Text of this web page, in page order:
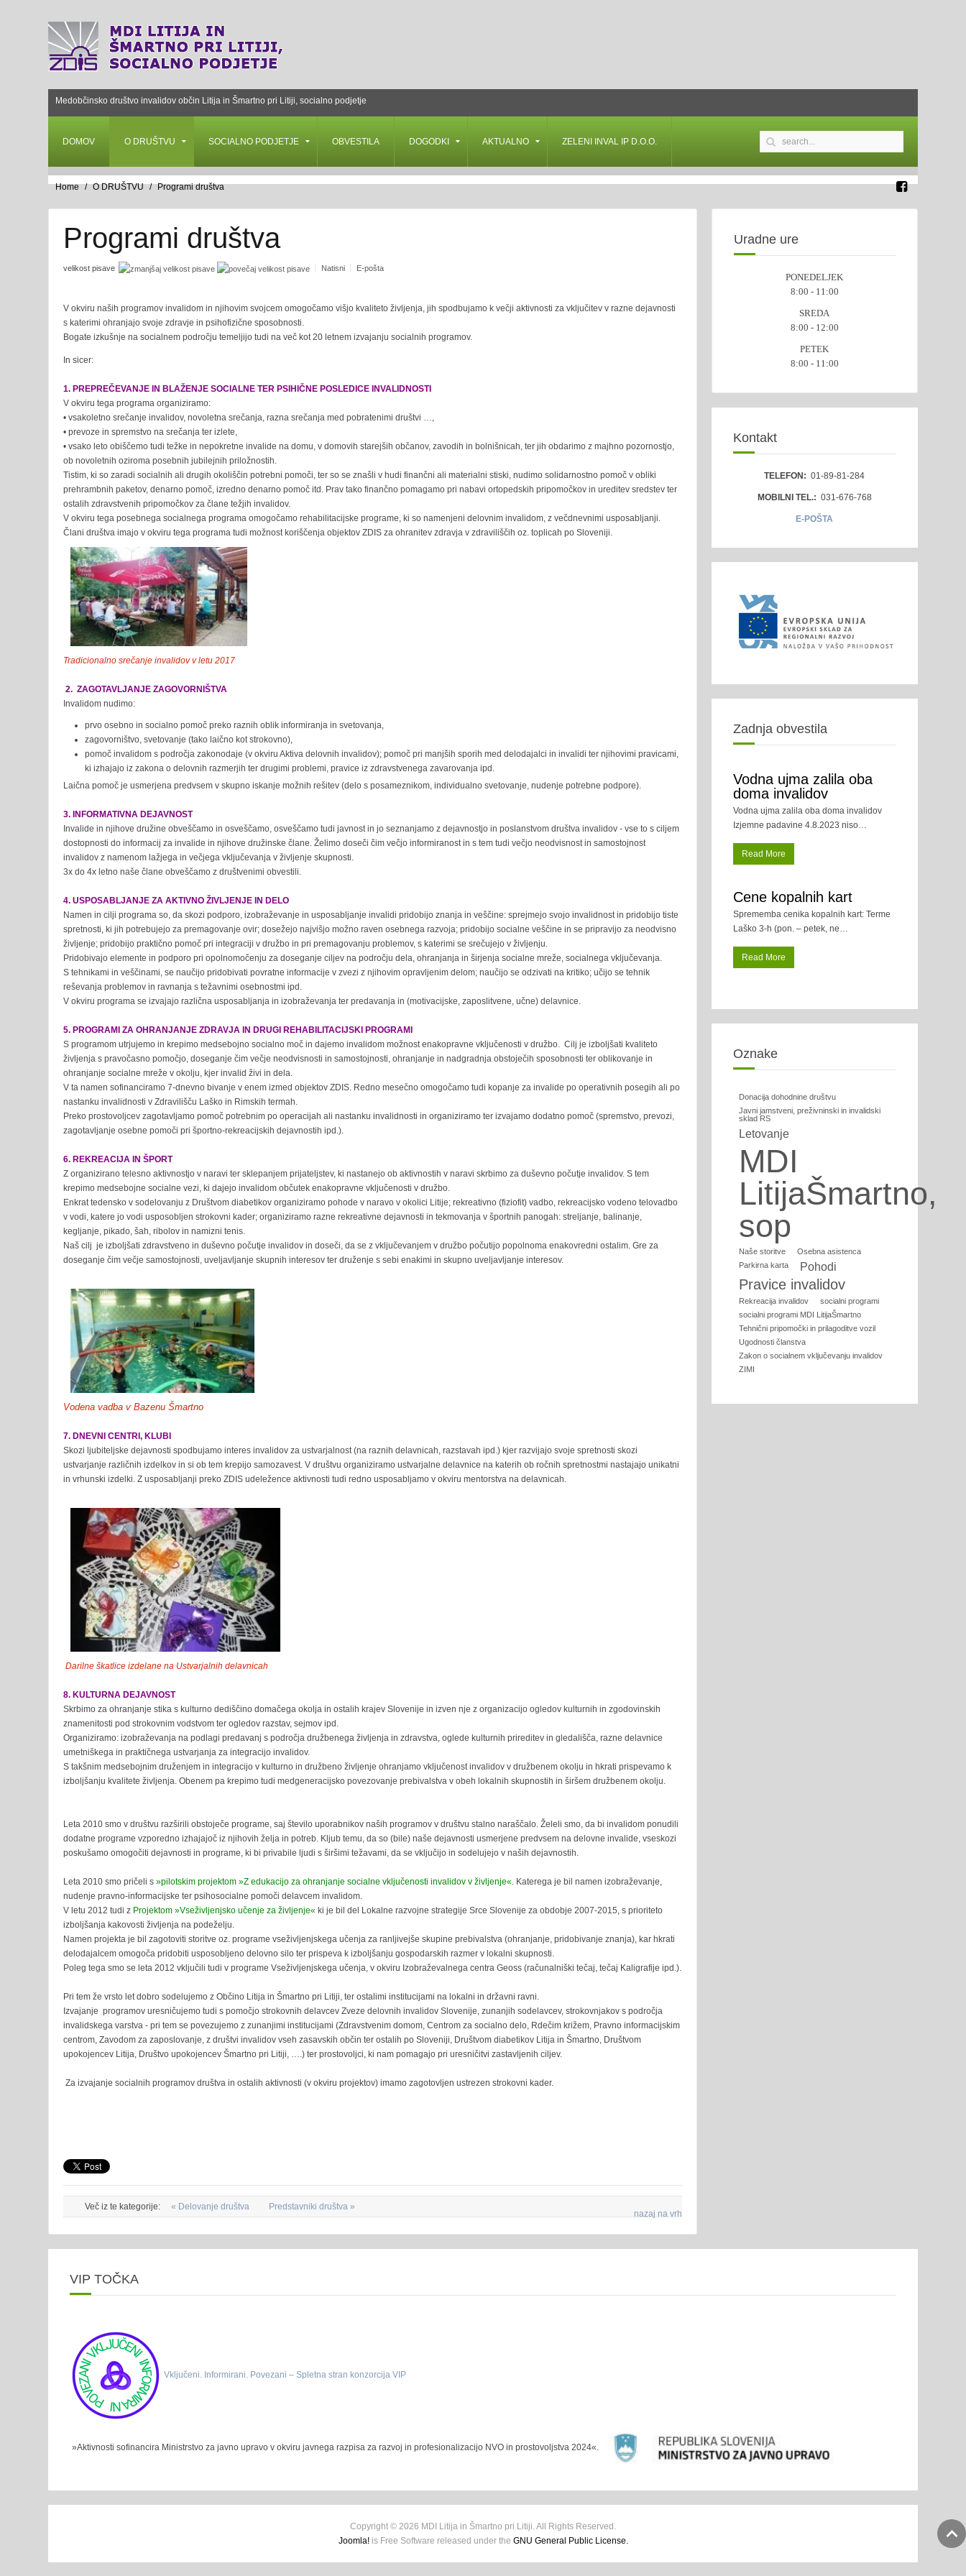
Medobčinsko društvo invalidov občin Litija in Šmartno pri Litiji, socialno podjetje
DOMOV O DRUŠTVU SOCIALNO PODJETJE OBVESTILA DOGODKI AKTUALNO ZELENI INVAL IP D.O.O.
Home O DRUŠTVU Programi društva
Programi društva
velikost pisave Natisni E-pošta
V okviru naših programov invalidom in njihovim svojcem omogočamo višjo kvaliteto življenja, jih spodbujamo k večji aktivnosti za vključitev v razne dejavnosti
s katerimi ohranjajo svoje zdravje in psihofizične sposobnosti.
Bogate izkušnje na socialnem področju temeljijo tudi na več kot 20 letnem izvajanju socialnih programov.
In sicer:
1. PREPREČEVANJE IN BLAŽENJE SOCIALNE TER PSIHIČNE POSLEDICE INVALIDNOSTI
V okviru tega programa organiziramo:
• vsakoletno srečanje invalidov, novoletna srečanja, razna srečanja med pobratenimi društvi …,
• prevoze in spremstvo na srečanja ter izlete,
• vsako leto obiščemo tudi težke in nepokretne invalide na domu, v domovih starejših občanov, zavodih in bolnišnicah, ter jih obdarimo z majhno pozornostjo,
ob novoletnih oziroma posebnih jubilejnih priložnostih.
Tistim, ki so zaradi socialnih ali drugih okoliščin potrebni pomoči, ter so se znašli v hudi finančni ali materialni stiski, nudimo solidarnostno pomoč v obliki
prehrambnih paketov, denarno pomoč, izredno denarno pomoč itd. Prav tako finančno pomagamo pri nabavi ortopedskih pripomočkov in ureditev sredstev ter
ostalih zdravstvenih pripomočkov za člane težjih invalidov.
V okviru tega posebnega socialnega programa omogočamo rehabilitacijske programe, ki so namenjeni delovnim invalidom, z večdnevnimi usposabljanji.
Člani društva imajo v okviru tega programa tudi možnost koriščenja objektov ZDIS za ohranitev zdravja v zdraviliščih oz. toplicah po Sloveniji.
Tradicionalno srečanje invalidov v letu 2017
2. ZAGOTAVLJANJE ZAGOVORNIŠTVA
Invalidom nudimo:
prvo osebno in socialno pomoč preko raznih oblik informiranja in svetovanja,
zagovorništvo, svetovanje (tako laično kot strokovno),
pomoč invalidom s področja zakonodaje (v okviru Aktiva delovnih invalidov); pomoč pri manjših sporih med delodajalci in invalidi ter njihovimi pravicami,
ki izhajajo iz zakona o delovnih razmerjih ter drugimi problemi, pravice iz zdravstvenega zavarovanja ipd.
Laična pomoč je usmerjena predvsem v skupno iskanje možnih rešitev (delo s posameznikom, individualno svetovanje, nudenje potrebne podpore).
3. INFORMATIVNA DEJAVNOST
Invalide in njihove družine obveščamo in osveščamo, osveščamo tudi javnost in jo seznanjamo z dejavnostjo in poslanstvom društva invalidov - vse to s ciljem
dostopnosti do informacij za invalide in njihove družinske člane. Želimo doseči čim večjo informiranost in s tem tudi večjo neodvisnost in samostojnost
invalidov z namenom lažjega in večjega vključevanja v življenje skupnosti.
3x do 4x letno naše člane obveščamo z društvenimi obvestili.
4. USPOSABLJANJE ZA AKTIVNO ŽIVLJENJE IN DELO
Namen in cilji programa so, da skozi podporo, izobraževanje in usposabljanje invalidi pridobijo znanja in veščine: sprejmejo svojo invalidnost in pridobijo tiste
spretnosti, ki jih potrebujejo za premagovanje ovir; dosežejo najvišjo možno raven osebnega razvoja; pridobijo socialne veščine in se pripravijo za neodvisno
življenje; pridobijo praktično pomoč pri integraciji v družbo in pri premagovanju problemov, s katerimi se srečujejo v življenju.
Pridobivajo elemente in podporo pri opolnomočenju za doseganje ciljev na področju dela, ohranjanja in širjenja socialne mreže, socialnega vključevanja.
S tehnikami in veščinami, se naučijo pridobivati povratne informacije v zvezi z njihovim opravljenim delom; naučijo se odzivati na kritiko; učijo se tehnik
reševanja problemov in ravnanja s težavnimi osebnostmi ipd.
V okviru programa se izvajajo različna usposabljanja in izobraževanja ter predavanja in (motivacijske, zaposlitvene, učne) delavnice.
5. PROGRAMI ZA OHRANJANJE ZDRAVJA IN DRUGI REHABILITACIJSKI PROGRAMI
S programom utrjujemo in krepimo medsebojno socialno moč in dajemo invalidom možnost enakopravne vključenosti v družbo. Cilj je izboljšati kvaliteto
življenja s pravočasno pomočjo, doseganje čim večje neodvisnosti in samostojnosti, ohranjanje in nadgradnja obstoječih sposobnosti ter oblikovanje in
ohranjanje socialne mreže v okolju, kjer invalid živi in dela.
V ta namen sofinanciramo 7-dnevno bivanje v enem izmed objektov ZDIS. Redno mesečno omogočamo tudi kopanje za invalide po operativnih posegih ali po
nastanku invalidnosti v Zdravilišču Laško in Rimskih termah.
Preko prostovoljcev zagotavljamo pomoč potrebnim po operacijah ali nastanku invalidnosti in organiziramo ter izvajamo dodatno pomoč (spremstvo, prevozi,
zagotavljanje osebne pomoči pri športno-rekreacijskih dejavnostih ipd.).
6. REKREACIJA IN ŠPORT
Z organizirano telesno aktivnostjo v naravi ter sklepanjem prijateljstev, ki nastanejo ob aktivnostih v naravi skrbimo za duševno počutje invalidov. S tem
krepimo medsebojne socialne vezi, ki dajejo invalidom občutek enakopravne vključenosti v družbo.
Enkrat tedensko v sodelovanju z Društvom diabetikov organiziramo pohode v naravo v okolici Litije; rekreativno (fiziofit) vadbo, rekreacijsko vodeno telovadbo
v vodi, katere jo vodi usposobljen strokovni kader; organiziramo razne rekreativne dejavnosti in tekmovanja v športnih panogah: streljanje, balinanje,
kegljanje, pikado, šah, ribolov in namizni tenis.
Naš cilj je izboljšati zdravstveno in duševno počutje invalidov in doseči, da se z vključevanjem v družbo počutijo popolnoma enakovredni ostalim. Gre za
doseganje čim večje samostojnosti, uveljavljanje skupnih interesov ter druženje s sebi enakimi in skupno uveljavljanje interesov.
Vodena vadba v Bazenu Šmartno
7. DNEVNI CENTRI, KLUBI
Skozi ljubiteljske dejavnosti spodbujamo interes invalidov za ustvarjalnost (na raznih delavnicah, razstavah ipd.) kjer razvijajo svoje spretnosti skozi
ustvarjanje različnih izdelkov in si ob tem krepijo samozavest. V društvu organiziramo ustvarjalne delavnice na katerih ob ročnih spretnostmi nastajajo unikatni
in vrhunski izdelki. Z usposabljanji preko ZDIS udeležence aktivnosti tudi redno usposabljamo v okviru mentorstva na delavnicah.
Darilne škatlice izdelane na Ustvarjalnih delavnicah
8. KULTURNA DEJAVNOST
Skrbimo za ohranjanje stika s kulturno dediščino domačega okolja in ostalih krajev Slovenije in izven nje z organizacijo ogledov kulturnih in zgodovinskih
znamenitosti pod strokovnim vodstvom ter ogledov razstav, sejmov ipd.
Organiziramo: izobraževanja na podlagi predavanj s področja družbenega življenja in zdravstva, oglede kulturnih prireditev in gledališča, razne delavnice
umetniškega in praktičnega ustvarjanja za integracijo invalidov.
S takšnim medsebojnim druženjem in integracijo v kulturno in družbeno življenje ohranjamo vključenost invalidov v družbenem okolju in hkrati prispevamo k
izboljšanju kvalitete življenja. Obenem pa krepimo tudi medgeneracijsko povezovanje prebivalstva v obeh lokalnih skupnostih in širšem družbenem okolju.
Leta 2010 smo v društvu razširili obstoječe programe, saj število uporabnikov naših programov v društvu stalno naraščalo. Želeli smo, da bi invalidom ponudili
dodatne programe vzporedno izhajajoč iz njihovih želja in potreb. Kljub temu, da so (bile) naše dejavnosti usmerjene predvsem na delovne invalide, vseskozi
poskušamo omogočiti dejavnosti in programe, ki bi privabile ljudi s širšimi težavami, da se vključijo in sodelujejo v naših dejavnostih.
Leta 2010 smo pričeli s »pilotskim projektom »Z edukacijo za ohranjanje socialne vključenosti invalidov v življenje«. Katerega je bil namen izobraževanje,
nudenje pravno-informacijske ter psihosocialne pomoči delavcem invalidom.
V letu 2012 tudi z Projektom »Vseživljenjsko učenje za življenje« ki je bil del Lokalne razvojne strategije Srce Slovenije za obdobje 2007-2015, s prioriteto
izboljšanja kakovosti življenja na podeželju.
Namen projekta je bil zagotoviti storitve oz. programe vseživljenjskega učenja za ranljivejše skupine prebivalstva (ohranjanje, pridobivanje znanja), kar hkrati
delodajalcem omogoča pridobiti usposobljeno delovno silo ter prispeva k izboljšanju gospodarskih razmer v lokalni skupnosti.
Poleg tega smo se leta 2012 vključili tudi v programe Vseživljenjskega učenja, v okviru Izobraževalnega centra Geoss (računalniški tečaj, tečaj Kaligrafije ipd.).
Pri tem že vrsto let dobro sodelujemo z Občino Litija in Šmartno pri Litiji, ter ostalimi institucijami na lokalni in državni ravni.
Izvajanje programov uresničujemo tudi s pomočjo strokovnih delavcev Zveze delovnih invalidov Slovenije, zunanjih sodelavcev, strokovnjakov s področja
invalidskega varstva - pri tem se povezujemo z zunanjimi institucijami (Zdravstvenim domom, Centrom za socialno delo, Rdečim križem, Pravno informacijskim
centrom, Zavodom za zaposlovanje, z društvi invalidov vseh zasavskih občin ter ostalih po Sloveniji, Društvom diabetikov Litija in Šmartno, Društvom
upokojencev Litija, Društvo upokojencev Šmartno pri Litiji, ….) ter prostovoljci, ki nam pomagajo pri uresničitvi zastavljenih ciljev.
Za izvajanje socialnih programov društva in ostalih aktivnosti (v okviru projektov) imamo zagotovljen ustrezen strokovni kader.
Več iz te kategorije: « Delovanje društva Predstavniki društva »
nazaj na vrh
Uradne ure
PONEDELJEK
8:00 - 11:00
SREDA
8:00 - 12:00
PETEK
8:00 - 11:00
Kontakt
TELEFON: 01-89-81-284
MOBILNI TEL.: 031-676-768
E-POŠTA
Zadnja obvestila
Vodna ujma zalila oba
doma invalidov
Vodna ujma zalila oba doma invalidov
Izjemne padavine 4.8.2023 niso…
Read More
Cene kopalnih kart
Sprememba cenika kopalnih kart: Terme
Laško 3-h (pon. – petek, ne…
Read More
Oznake
Donacija dohodnine društvu
Javni jamstveni, preživninski in invalidski
sklad RS
Letovanje
MDI
LitijaŠmartno,
sop
Naše storitve
Osebna asistenca
Parkirna karta
Pohodi
Pravice invalidov
Rekreacija invalidov
socialni programi
socialni programi MDI LitijaŠmartno
Tehnični pripomočki in prilagoditve vozil
Ugodnosti članstva
Zakon o socialnem vključevanju invalidov
ZIMI
VIP TOČKA
Vključeni. Informirani. Povezani – Spletna stran konzorcija VIP
»Aktivnosti sofinancira Ministrstvo za javno upravo v okviru javnega razpisa za razvoj in profesionalizacijo NVO in prostovoljstva 2024«.
Copyright © 2026 MDI Litija in Šmartno pri Litiji. All Rights Reserved.
Joomla!is Free Software released under the GNU General Public License.